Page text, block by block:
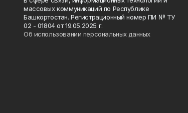
массовых коммуникаций по Республике
Башкортостан. Регистрационный номер ПИ № ТУ
02 - 01804 от 19.05.2025 г.
Об использовании персональных данных